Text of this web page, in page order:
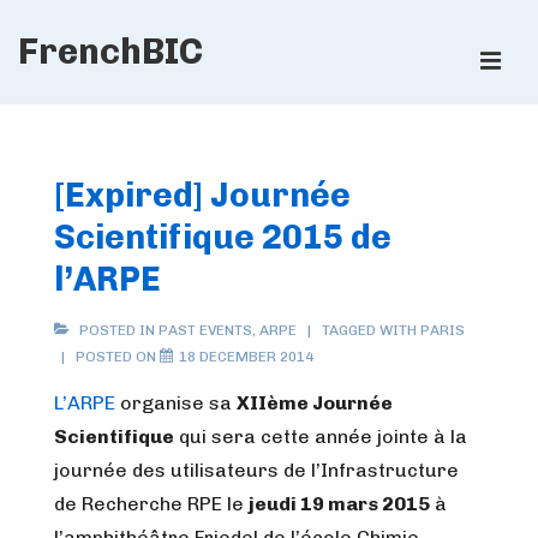
SkipFrenchBIC
[Expired] Journée
Scientifique 2015 de
l’ARPE
POSTED IN PAST EVENTS, ARPE TAGGED WITH PARIS
POSTED ON
18 DECEMBER 2014
L’ARPE organise sa XIIème Journée
Scientifique qui sera cette année jointe à la
journée des utilisateurs de l’Infrastructure
de Recherche RPE le jeudi 19 mars 2015 à